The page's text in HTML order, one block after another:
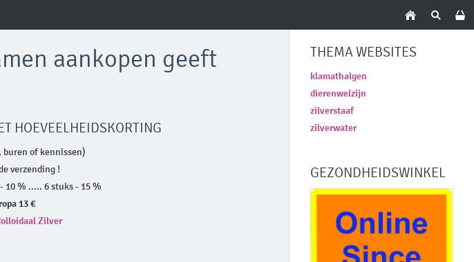
aankopen geeft
HOEVEELHEIDSKORTING
of kennissen)
verzending !
10 % ..... 6 stuks - 15 %
13 €
Zilver
THEMA WEBSITES
klamathalgen
dierenwelzijn
zilverstaaf
zilverwater
GEZONDHEIDSWINKEL